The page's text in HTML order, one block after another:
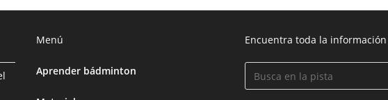
Menú
Aprender bádminton
Encuentra toda la información